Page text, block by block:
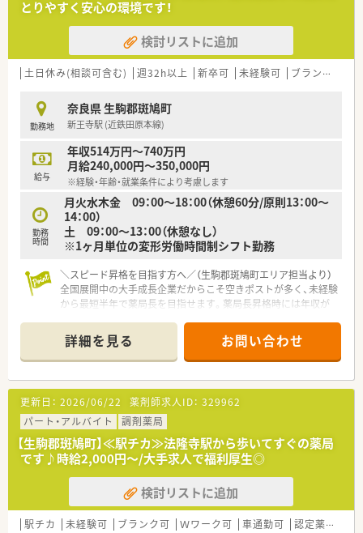
■ご経験やご年齢を考慮した上で、年収450万円から500万円の
範囲内で年俸制として決定される給与条件です。
■週40時間の月単位変形労働時間制を採用しており、日祝と他1
日の休日で年間休日は115日前後となります。
■通勤手当の全額支給や車通勤時の距離換算支給など、働きやす
【勤務実態について】
■待合室で投薬しながら薬歴を記入できる電子薬歴を採用して
おり、日々の業務効率化と残業抑制に繋げています。
■門前ドクターとの関係性が非常に良好であり、疑義照会などス
ムーズに行えるためストレスなく働ける環境です。
■年末年始や夏季休暇などの長期休暇も取得可能で、ワークライ
フバランスを保ちながら長期的に勤務できます。
とりやすく安心の環境です！
検討リストに追加
土日休み(相談可含む) 週32h以上 新卒可 未経験可 ブランク可
勤務地
奈良県 生駒郡斑鳩町
新王寺駅 (近鉄田原本線)
給与
年収514万円～740万円
月給240,000円～350,000円
※経験・年齢・就業条件により考慮します
勤務
時間
月火水木金 09：00～18：00（休憩60分/原則13：00～
14：00）
土 09：00～13：00（休憩なし）
※1ヶ月単位の変形労働時間制シフト勤務
＼スピード昇格を目指す方へ／（生駒郡斑鳩町エリア担当より）
全国展開中の大手成長企業だからこそ空きポストが多く、未経験
から最短半年で薬局長を目指せます。薬局長昇格時には年収が
＊------------------------------------------＊
【店舗情報と応需状況について】
■最寄り駅の新王寺駅からお車で7分ほどの場所に位置してお
り、マイカー通勤が非常に便利なドラッグストア併設型の調剤薬
局です。
■処方箋は広域の医療機関から面対応で様々な科目を応需して
おり、特定の科目に極端に偏ることがない点が特徴となっていま
す。
■1日の処方箋枚数は30枚から40枚ほどとなっており、基本的に
は1人薬剤師を中心に日々の業務を運営している店舗です。
【想定される業務内容】
■処方箋に基づく正確な調剤業務や服薬指導を行っていただき、
詳細を見る お問い合わせ
更新日： 2026/06/22 薬剤師求人ID： 329962
パート・アルバイト
調剤薬局
【生駒郡斑鳩町】≪駅チカ≫法隆寺駅から歩いてすぐの薬局
です♪時給2,000円～/大手求人で福利厚生◎
検討リストに追加
駅チカ 未経験可 ブランク可 Ｗワーク可 車通勤可 認定薬剤師取得支援あり